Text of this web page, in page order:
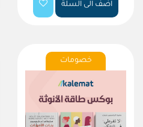
اضف الى السلة
خصومات